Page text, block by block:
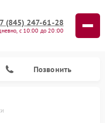
(845) 247-61-28
с 10:00 до 20:00
Позвонить